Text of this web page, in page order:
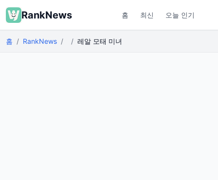
RankNews 홈 최신 오늘 인기
홈 RankNews 레알 모태 미녀